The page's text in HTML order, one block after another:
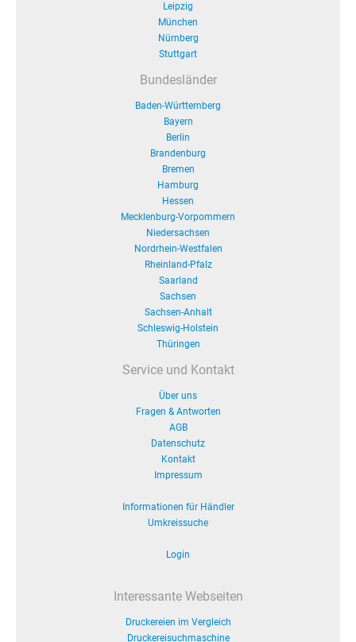
Leipzig
München
Nürnberg
Stuttgart
Bundesländer
Baden-Württemberg
Bayern
Berlin
Brandenburg
Bremen
Hamburg
Hessen
Mecklenburg-Vorpommern
Niedersachsen
Nordrhein-Westfalen
Rheinland-Pfalz
Saarland
Sachsen
Sachsen-Anhalt
Schleswig-Holstein
Thüringen
Service und Kontakt
Über uns
Fragen & Antworten
AGB
Datenschutz
Kontakt
Impressum
Informationen für Händler
Umkreissuche
Login
Interessante Webseiten
Druckereien im Vergleich
Druckereisuchmaschine